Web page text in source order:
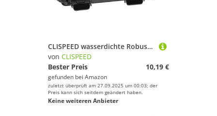
CLISPEED wasserdichte Robuste Outdoor aufbewahrungsbox mit Schutzschaum Multifunktional für Camping Wandern und Survival Stoßfest Leicht und Kompakt für und Naturliebhaber
von CLISPEED
Bester Preis
10,19 €
gefunden bei Amazon
zuletzt überprüft am 27.09.2025 um 00:03; der
Preis kann sich seitdem geändert haben.
Keine weiteren Anbieter